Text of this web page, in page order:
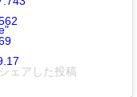
ェアした投稿